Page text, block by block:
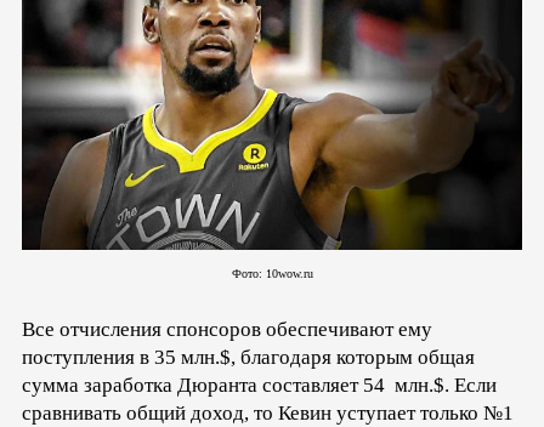
Фото: 10wow.ru
Все отчисления спонсоров обеспечивают ему
поступления в 35 млн.$, благодаря которым общая
сумма заработка Дюранта составляет 54 млн.$. Если
сравнивать общий доход, то Кевин уступает только №1